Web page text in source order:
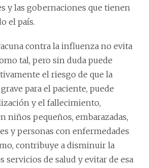
y las gobernaciones que tienen
el país.
contra la influenza no evita
tal, pero sin duda puede
el riesgo de que la
para el paciente, puede
y el fallecimiento,
niños pequeños, embarazadas,
y personas con enfermedades
contribuye a disminuir la
servicios de salud y evitar de esa